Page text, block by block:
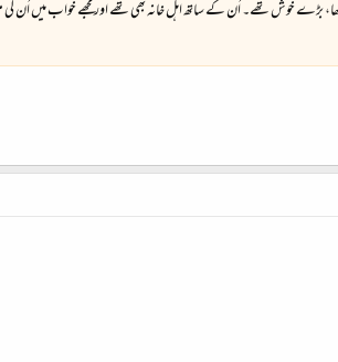
بڑے خوش تھے۔ اُن کے ساتھ اہل خانہ بھی تھے اور مجھے خواب میں اُن